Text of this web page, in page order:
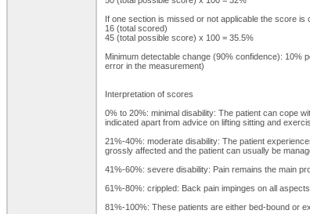
If one section is missed or not applicable the score is
16 (total scored)
45 (total possible score) x 100 = 35.5%
Minimum detectable change (90% confidence): 10%
error in the measurement)
Interpretation of scores
0% to 20%: minimal disability: The patient can cope
indicated apart from advice on lifting sitting and
21%-40%: moderate disability: The patient
grossly affected and the patient can usually be
41%-60%: severe disability: Pain remains the main
61%-80%: crippled: Back pain impinges on all
81%-100%: These patients are either bed-bound or